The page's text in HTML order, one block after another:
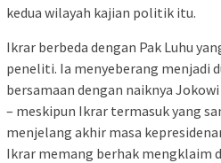
kedua wilayah kajian politik itu.
Ikrar berbeda dengan Pak Luhu
peneliti. Ia menyeberang menjadi
bersamaan dengan naiknya
– meskipun Ikrar termasuk yang
menjelang akhir masa
Ikrar memang berhak mengklaim